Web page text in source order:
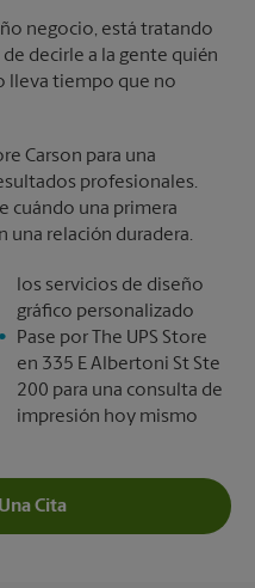
negocio, está tratando
decirle a la gente quién
lleva tiempo que no
Carson para una
profesionales.
cuándo una primera
una relación duradera.
los servicios de diseño
gráfico personalizado
Pase por The UPS Store
en 335 E Albertoni St Ste
200 para una consulta de
impresión hoy mismo
Cita